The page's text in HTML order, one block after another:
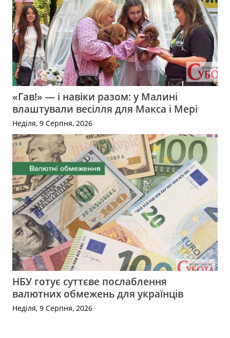
«Гав!» — і навіки разом: у Малині
влаштували весілля для Макса і Мері
Неділя, 9 Серпня, 2026
НБУ готує суттєве послаблення
валютних обмежень для українців
Неділя, 9 Серпня, 2026